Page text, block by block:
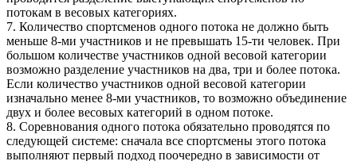
потокам в весовых категориях.
7. Количество спортсменов одного потока не должно быть
меньше 8-ми участников и не превышать 15-ти человек. При
большом количестве участников одной весовой категории
возможно разделение участников на два, три и более потока.
Если количество участников одной весовой категории
изначально менее 8-ми участников, то возможно объединение
двух и более весовых категорий в одном потоке.
8. Соревнования одного потока обязательно проводятся по
следующей системе: сначала все спортсмены этого потока
выполняют первый подход поочередно в зависимости от